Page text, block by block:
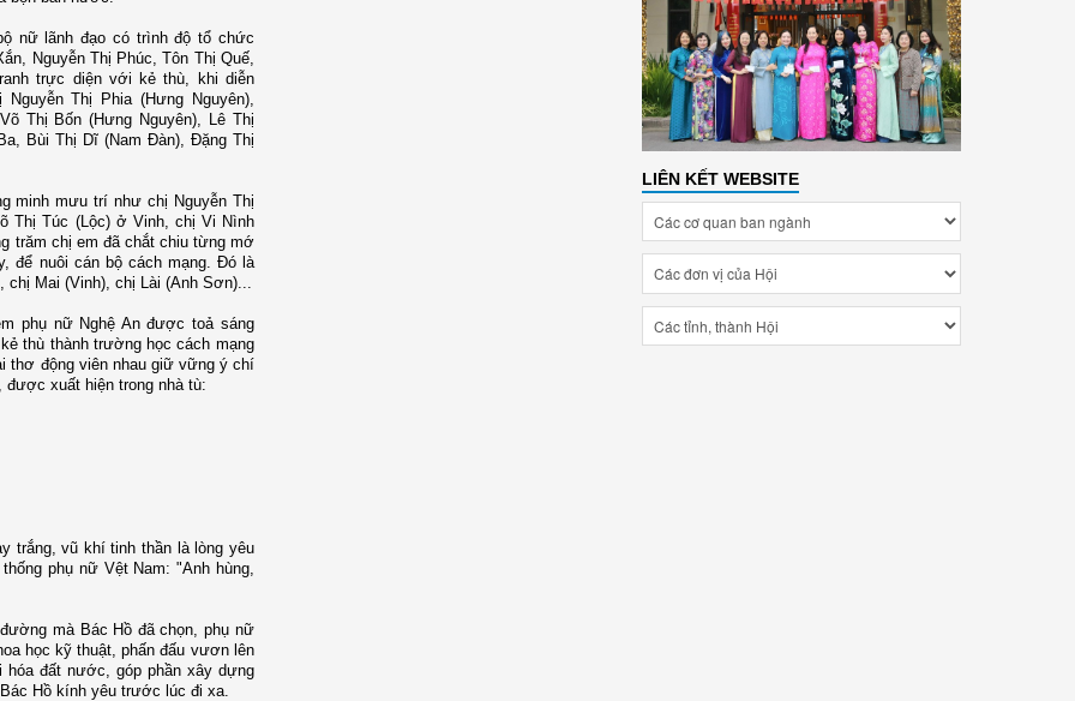
nữ lãnh đạo có trình độ tổ chức
Nguyễn Thị Phúc, Tôn Thị Quế,
trực diện với kẻ thù, khi diễn
Thị Phia (Hưng Nguyên),
Thị Bốn (Hưng Nguyên), Lê Thị
Bùi Thị Dĩ (Nam Đàn), Đặng Thị
minh mưu trí như chị Nguyễn Thị
Thị Túc (Lộc) ở Vinh, chị Vi Nình
trăm chị em đã chắt chiu từng mớ
để nuôi cán bộ cách mạng. Đó là
Mai (Vinh), chị Lài (Anh Sơn)...
phụ nữ Nghệ An được toả sáng
thù thành trường học cách mạng
thơ động viên nhau giữ vững ý chí
xuất hiện trong nhà tù:
trắng, vũ khí tinh thần là lòng yêu
phụ nữ Vệt Nam: "Anh hùng,
mà Bác Hồ đã chọn, phụ nữ
học kỹ thuật, phấn đấu vươn lên
hóa đất nước, góp phần xây dựng
Hồ kính yêu trước lúc đi xa.
LIÊN KẾT WEBSITE